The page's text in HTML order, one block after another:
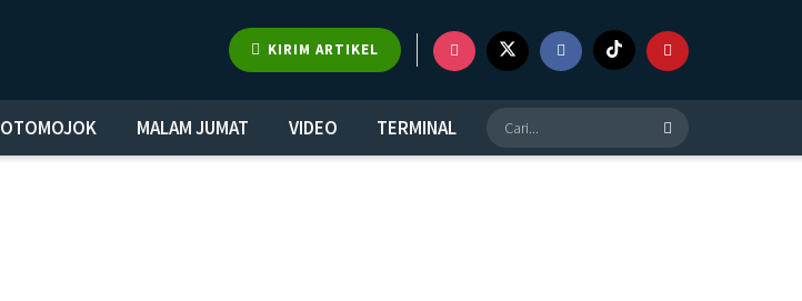
KIRIM ARTIKEL
OTOMOJOK MALAM JUMAT VIDEO TERMINAL